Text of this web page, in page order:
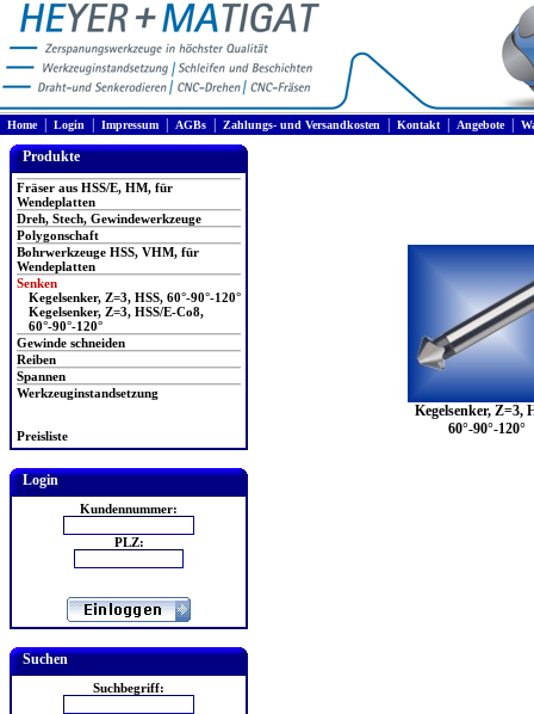
Home| Login Impressum AGBs Zahlungs- und Versandkosten Kontakt| Angebote|
Produkte
Fräser aus HSS/E, HM, für
Wendeplatten
Dreh, Stech, Gewindewerkzeuge
Polygonschaft
Bohrwerkzeuge HSS, VHM, für
Wendeplatten
Senken
Kegelsenker, Z=3, HSS, 60°-90°-120°
Kegelsenker, Z=3, HSS/E-Co8,
60°-90°-120°
Gewinde schneiden
Reiben
Spannen
Werkzeuginstandsetzung
Preisliste
Login
Kundennummer:
PLZ:
Suchen
Suchbegriff:
Kegelsenker, Z=3,
60°-90°-120°